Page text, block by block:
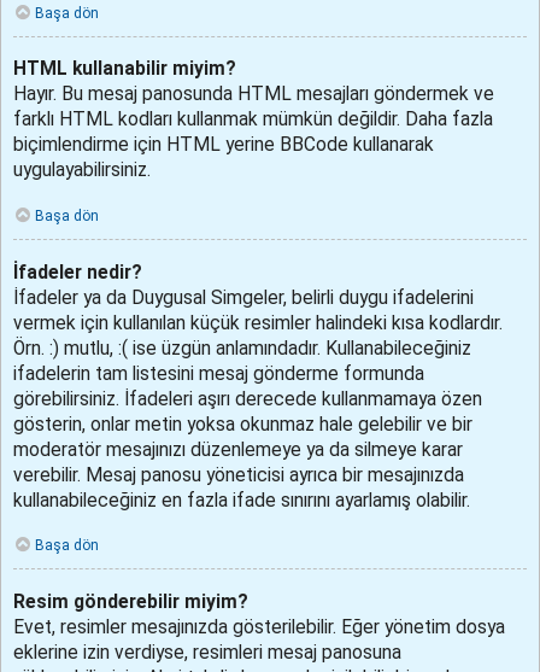
Başa dön
HTML kullanabilir miyim?
Hayır. Bu mesaj panosunda HTML mesajları göndermek ve
farklı HTML kodları kullanmak mümkün değildir. Daha fazla
biçimlendirme için HTML yerine BBCode kullanarak
uygulayabilirsiniz.
Başa dön
İfadeler nedir?
İfadeler ya da Duygusal Simgeler, belirli duygu ifadelerini
vermek için kullanılan küçük resimler halindeki kısa kodlardır.
Örn. :) mutlu, :( ise üzgün anlamındadır. Kullanabileceğiniz
ifadelerin tam listesini mesaj gönderme formunda
görebilirsiniz. İfadeleri aşırı derecede kullanmamaya özen
gösterin, onlar metin yoksa okunmaz hale gelebilir ve bir
moderatör mesajınızı düzenlemeye ya da silmeye karar
verebilir. Mesaj panosu yöneticisi ayrıca bir mesajınızda
kullanabileceğiniz en fazla ifade sınırını ayarlamış olabilir.
Başa dön
Resim gönderebilir miyim?
Evet, resimler mesajınızda gösterilebilir. Eğer yönetim dosya
eklerine izin verdiyse, resimleri mesaj panosuna